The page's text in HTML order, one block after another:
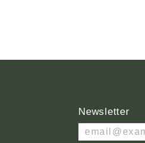
Newsletter